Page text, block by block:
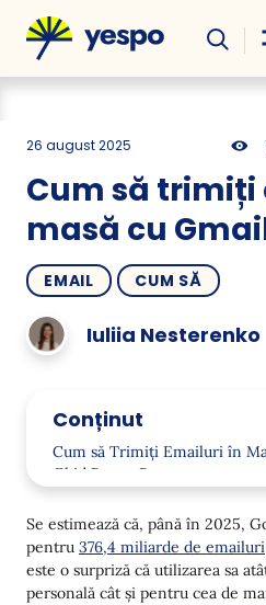
26 august 2025
EMAIL CUM SĂ
Cum să trimiți
masă cu
Iuliia Nesterenko
Conținut
Cum să Trimiți Emailuri în
Ghid Pas cu Pas
1. Creează contacte.
2. Creați etichete.
3. Creați un mesaj.
Se estimează că, până în 2025,
pentru 376,4 miliarde de emailuri
este o surpriză că utilizarea sa
personală cât și pentru cea de